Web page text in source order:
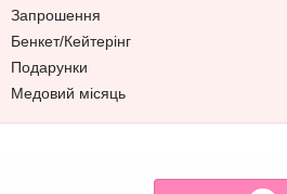
Запрошення
Бенкет/Кейтерінг
Подарунки
Медовий місяць